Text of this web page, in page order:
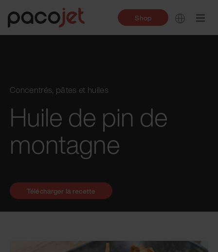
Shop
Concentrés, pâtes et huiles
Huile de pin de
montagne
Télécharger la recette